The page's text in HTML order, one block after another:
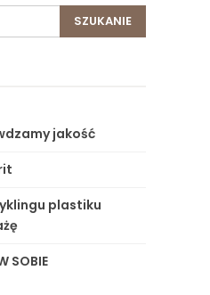
jakość
plastiku
SOBIE